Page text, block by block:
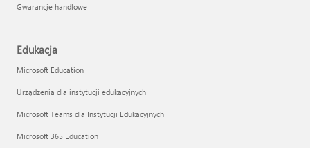
Gwarancje handlowe
Edukacja
Microsoft Education
Urządzenia dla instytucji edukacyjnych
Microsoft Teams dla Instytucji Edukacyjnych
Microsoft 365 Education